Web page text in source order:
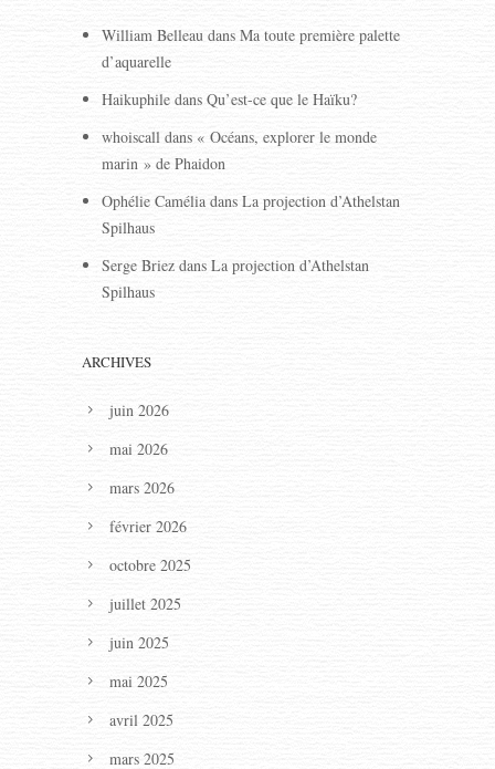
William Belleau dansMa toute première palette
d’aquarelle
Haikuphile dansQu’est-ce que le Haïku?
whoiscall dans « Océans, explorer le monde
marin » de Phaidon
Ophélie Camélia dansLa projection d’Athelstan
Spilhaus
Serge Briez dansLa projection d’Athelstan
Spilhaus
ARCHIVES
juin 2026
mai 2026
mars 2026
février 2026
octobre 2025
juillet 2025
juin 2025
mai 2025
avril 2025
mars 2025